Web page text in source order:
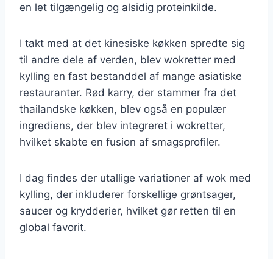
en let tilgængelig og alsidig proteinkilde.
I takt med at det kinesiske køkken spredte sig
til andre dele af verden, blev wokretter med
kylling en fast bestanddel af mange asiatiske
restauranter. Rød karry, der stammer fra det
thailandske køkken, blev også en populær
ingrediens, der blev integreret i wokretter,
hvilket skabte en fusion af smagsprofiler.
I dag findes der utallige variationer af wok med
kylling, der inkluderer forskellige grøntsager,
saucer og krydderier, hvilket gør retten til en
global favorit.